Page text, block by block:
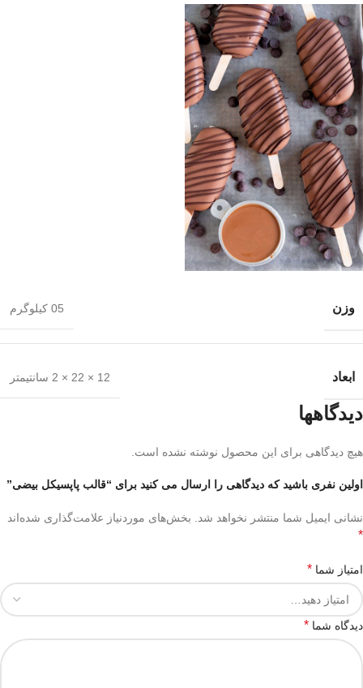
وزن 05 کیلوگرم
ابعاد 12 × 22 × 2 سانتیمتر
دیدگاهها
هیچ دیدگاهی برای این محصول نوشته نشده است.
اولین نفری باشید که دیدگاهی را ارسال می کنید برای “قالب پاپسیکل بیضی”
نشانی ایمیل شما منتشر نخواهد شد. بخش‌های موردنیاز علامت‌گذاری شده‌اند
*
امتیاز شما *
دیدگاه شما *